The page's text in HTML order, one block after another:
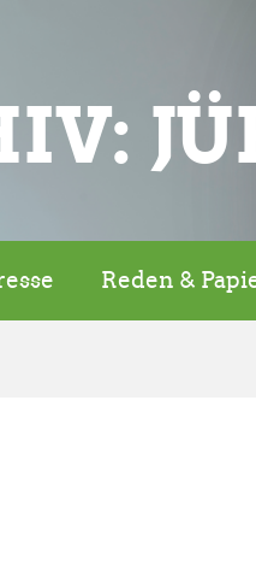
Reden &